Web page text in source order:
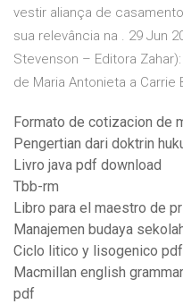
vestir aliança de
sua relevância na . 29 Jun
Stevenson – Editora
de Maria Antonieta a Carrie
Formato de cotizacion de
Pengertian dari doktrin
Livro java pdf download
Tbb-rm
Libro para el maestro de
Manajemen budaya
Ciclo litico y lisogenico pdf
Macmillan english
pdf